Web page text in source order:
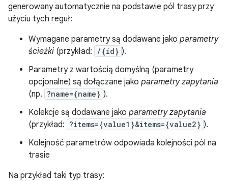
generowany automatycznie na podstawie pól trasy przy
użyciu tych reguł:
Wymagane parametry są dodawane jako parametry
ścieżki (przykład: /{id} ).
Parametry z wartością domyślną (parametry
opcjonalne) są dołączane jako parametry zapytania
(np. ?name={name} ).
Kolekcje są dodawane jako parametry zapytania
(przykład: ?items={value1}&items={value2} ).
Kolejność parametrów odpowiada kolejności pól na
trasie
Na przykład taki typ trasy: